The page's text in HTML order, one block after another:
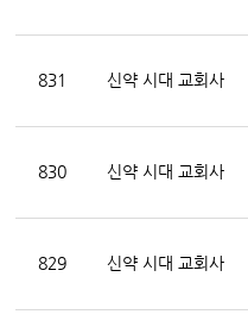
831 신약 시대 교회사
830 신약 시대 교회사
829 신약 시대 교회사